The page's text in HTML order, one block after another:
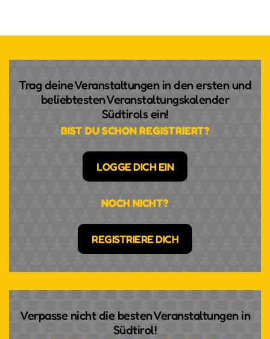
Trag deine Veranstaltungen in den ersten und
beliebtesten Veranstaltungskalender
Südtirols ein!
BIST DU SCHON REGISTRIERT?
LOGGE DICH EIN
NOCH NICHT?
REGISTRIERE DICH
Verpasse nicht die besten Veranstaltungen in
Südtirol!